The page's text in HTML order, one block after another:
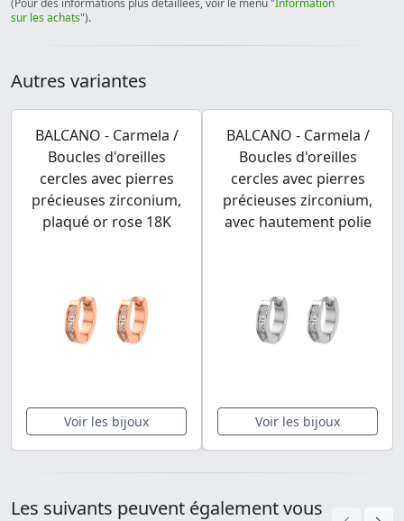
sur les achats").
Autres variantes
BALCANO - Carmela /
Boucles d'oreilles
cercles avec pierres
précieuses zirconium,
plaqué or rose 18K
Voir les bijoux
BALCANO - Carmela /
Boucles d'oreilles
cercles avec pierres
précieuses zirconium,
avec hautement polie
Voir les bijoux
Les suivants peuvent également vous